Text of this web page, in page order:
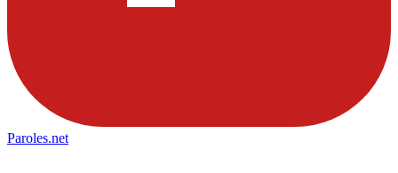
Paroles.net